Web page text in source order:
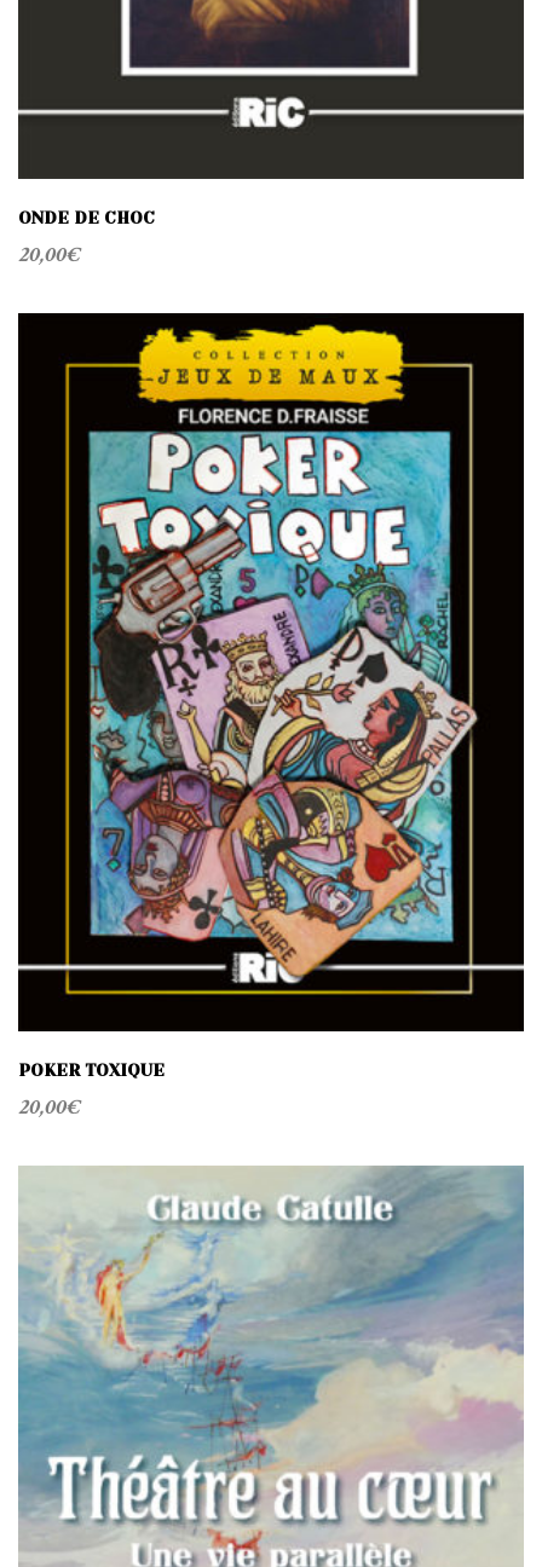
ONDE DE CHOC
20,00€
POKER TOXIQUE
20,00€